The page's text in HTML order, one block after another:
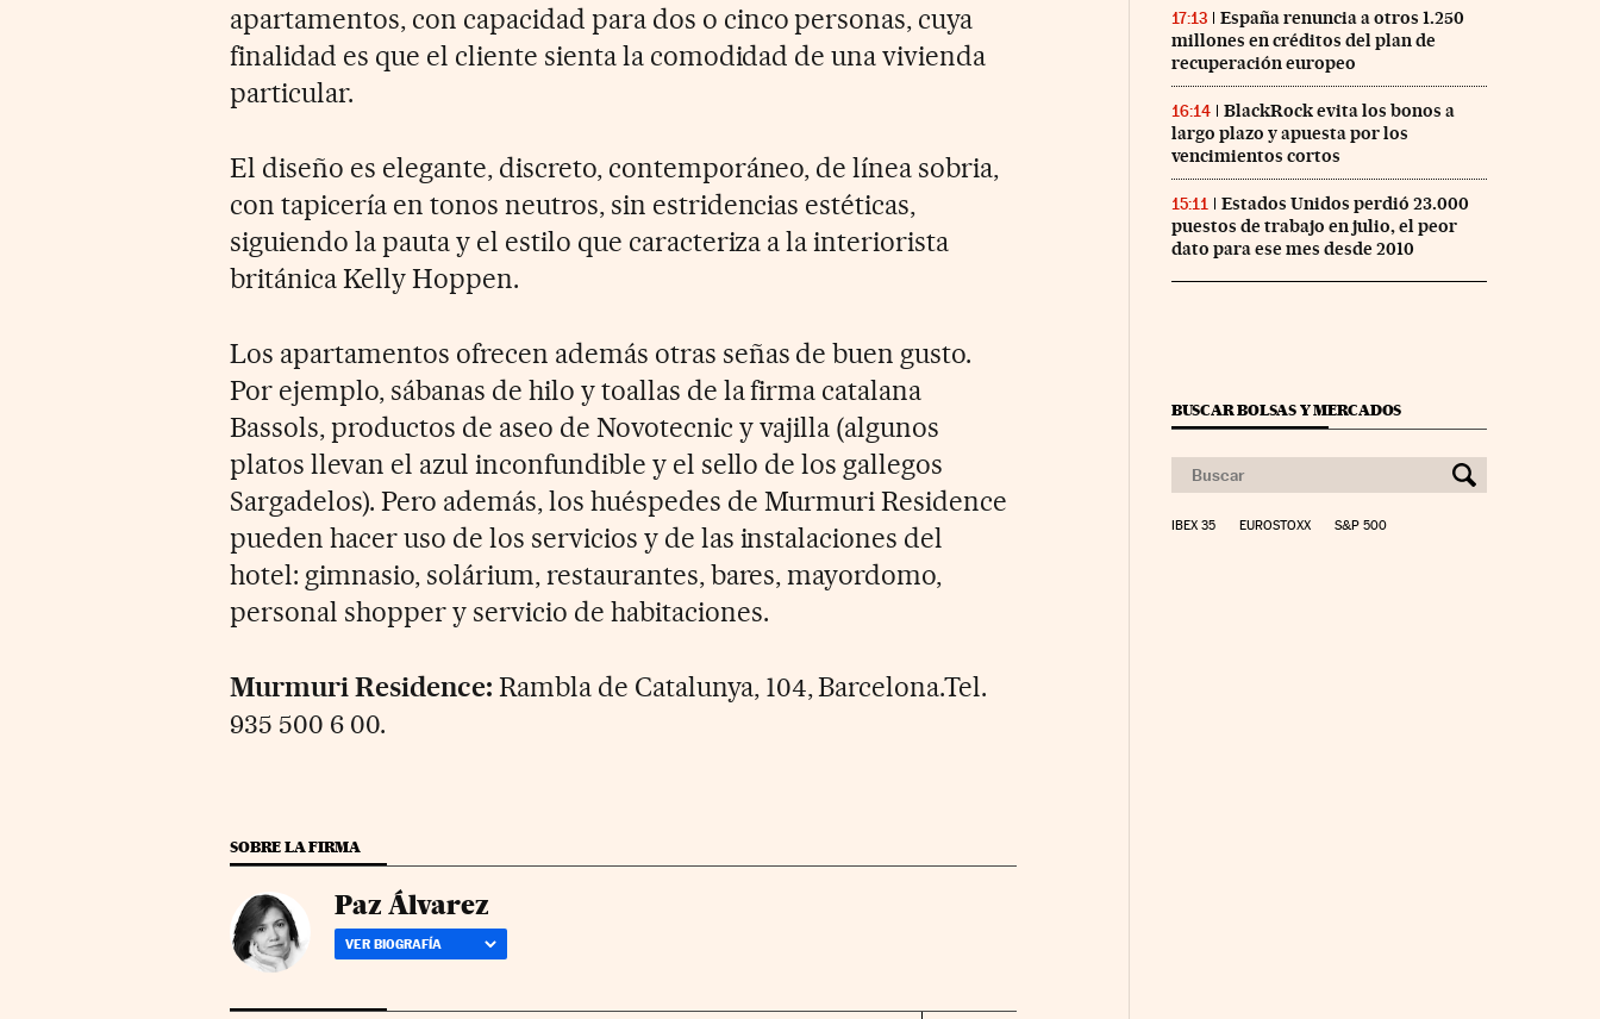
apartamentos, con capacidad para dos o cinco personas, cuya
finalidad es que el cliente sienta la comodidad de una vivienda
particular.
El diseño es elegante, discreto, contemporáneo, de línea sobria,
con tapicería en tonos neutros, sin estridencias estéticas,
siguiendo la pauta y el estilo que caracteriza a la interiorista
británica Kelly Hoppen.
Los apartamentos ofrecen además otras señas de buen gusto.
Por ejemplo, sábanas de hilo y toallas de la firma catalana
Bassols, productos de aseo de Novotecnic y vajilla (algunos
platos llevan el azul inconfundible y el sello de los gallegos
Sargadelos). Pero además, los huéspedes de Murmuri Residence
pueden hacer uso de los servicios y de las instalaciones del
hotel: gimnasio, solárium, restaurantes, bares, mayordomo,
personal shopper y servicio de habitaciones.
Murmuri Residence: Rambla de Catalunya, 104, Barcelona.Tel.
935 500 6 00.
SOBRE LA FIRMA
Paz Álvarez
VER BIOGRAFÍA
17:13
España renuncia a otros 1.250
millones en créditos del plan de
recuperación europeo
16:14
BlackRock evita los bonos a
largo plazo y apuesta por los
vencimientos cortos
15:11
Estados Unidos perdió 23.000
puestos de trabajo en julio, el peor
dato para ese mes desde 2010
BUSCAR BOLSAS Y MERCADOS
IBEX 35 EUROSTOXX S&P 500